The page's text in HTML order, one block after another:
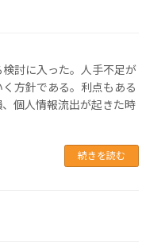
討に入った。人手不足が
方針である。利点もある
個人情報流出が起きた時
続きを読む